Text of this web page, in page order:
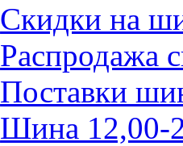
Скидки на
Распродажа
Поставки
Шина 12,00-